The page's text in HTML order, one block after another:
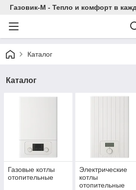
Газовик-М - Тепло и комфорт в
Каталог
Каталог
Газовые котлы
отопительные
Электрические
котлы
отопительные